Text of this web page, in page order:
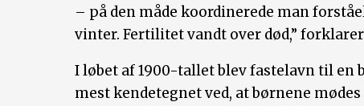
– på den måde koordinerede man
vinter. Fertilitet vandt over død,”
I løbet af 1900-tallet blev fastelavn til en
mest kendetegnet ved, at børnene